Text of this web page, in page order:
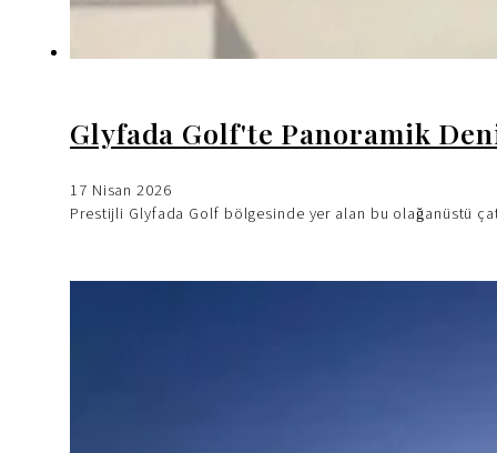
Glyfada Golf'te Panoramik
17 Nisan 2026
Prestijli Glyfada Golf bölgesinde yer alan bu olağanüstü